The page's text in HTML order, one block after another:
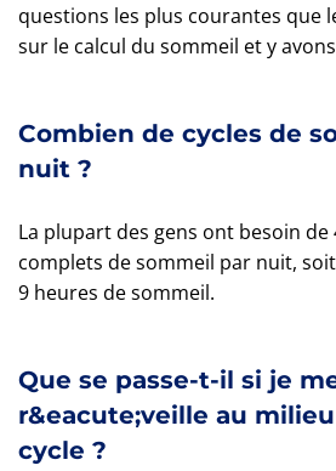
questions les plus courantes que
sur le calcul du sommeil et y
Combien de cycles de
nuit ?
La plupart des gens ont besoin de
complets de sommeil par nuit,
9 heures de sommeil.
Que se passe-t-il si je
r&eacute;veille au
cycle ?